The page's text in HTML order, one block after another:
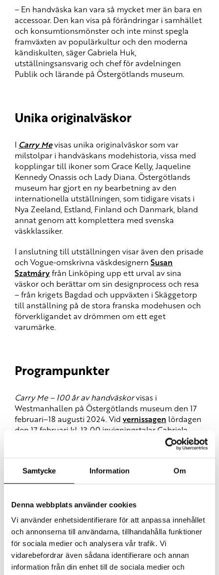
Samtycke Information Om
Denna webbplats använder cookies
Vi använder enhetsidentifierare för att anpassa innehållet
och annonserna till användarna, tillhandahålla funktioner
för sociala medier och analysera vår trafik. Vi
vidarebefordrar även sådana identifierare och annan
information från din enhet till de sociala medier och
– En handväska kan vara så mycket mer än bara en
accessoar. Den kan visa på förändringar i samhället
och konsumtionsmönster och inte minst spegla
framväxten av populärkultur och den moderna
kändiskulten, säger Gabriela Huk,
utställningsansvarig och chef för avdelningen
Publik och lärande på Östergötlands museum.
Unika originalväskor
I Carry Mevisas unika originalväskor som var
milstolpar i handväskans modehistoria, vissa med
kopplingar till ikoner som Grace Kelly, Jaqueline
Kennedy Onassis och Lady Diana. Östergötlands
museum har gjort en ny bearbetning av den
internationella utställningen, som tidigare visats i
Nya Zeeland, Estland, Finland och Danmark, bland
annat genom att komplettera med svenska
väskklassiker.
I anslutning till utställningen visar även den prisade
och Vogue-omskrivna väskdesignern Susan
Szatmáryfrån Linköping upp ett urval av sina
väskor och berättar om sin designprocess och resa
– från krigets Bagdad och uppväxten i Skäggetorp
till anställning på de stora franska modehusen och
förverkligandet av drömmen om ett eget
varumärke.
Programpunkter
Carry Me – 100 år av handväskorvisas i
Westmanhallen på Östergötlands museum den 17
februari–18 augusti 2024. Vid vernissagen lördagen
den 17 februari kl. 13.00 invigningstalar Gabriela
Huk från Östergötlands museum tillsammans med
modeexperten Lotta Ahlvar och väskdesignern
fördjupande samtal
mellan Susan Szatmáry och
designikonen Marina Kereklidou i Wallenbergsalen.
Under våren arrangerar museet flera
programpunkter kopplade till
, så som en
föreläsningmed historikern och författaren Karin
Carlsson om kvinnors historia genom föremål, en
väskbytardag, visningar och workshops.
Publicerad: 230118